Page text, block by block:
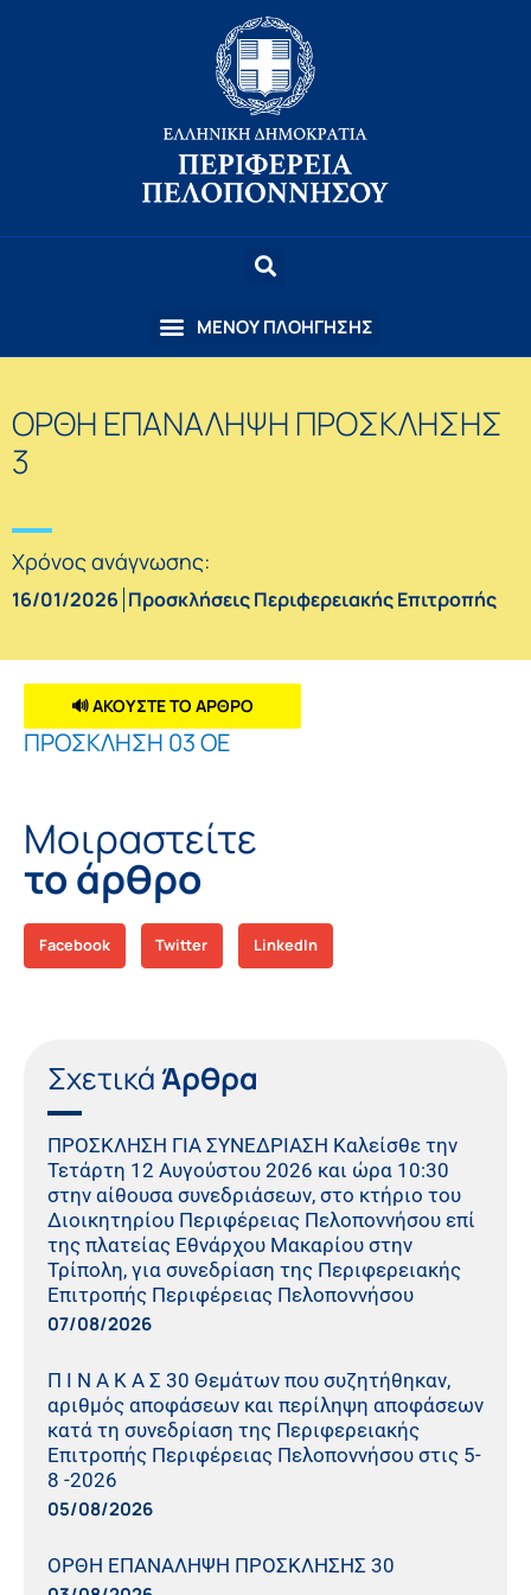
ΟΡΘΗ ΕΠΑΝΑΛΗΨΗ ΠΡΟΣΚΛΗΣΗΣ
3
Χρόνος ανάγνωσης:
16/01/2026 Προσκλήσεις Περιφερειακής Επιτροπής
🔊 ΑΚΟΥΣΤΕ ΤΟ ΑΡΘΡΟ
ΠΡΟΣΚΛΗΣΗ 03 ΟΕ
Μοιραστείτε
το άρθρο
Facebook Twitter LinkedIn
Σχετικά Άρθρα
ΠΡΟΣΚΛΗΣΗ ΓΙΑ ΣΥΝΕΔΡΙΑΣΗ Καλείσθε την
Τετάρτη 12 Αυγούστου 2026 και ώρα 10:30
στην αίθουσα συνεδριάσεων, στο κτήριο του
Διοικητηρίου Περιφέρειας Πελοποννήσου επί
της πλατείας Εθνάρχου Μακαρίου στην
Τρίπολη, για συνεδρίαση της Περιφερειακής
Επιτροπής Περιφέρειας Πελοποννήσου
07/08/2026
Π Ι Ν Α Κ Α Σ 30 Θεμάτων που συζητήθηκαν,
αριθμός αποφάσεων και περίληψη αποφάσεων
κατά τη συνεδρίαση της Περιφερειακής
Επιτροπής Περιφέρειας Πελοποννήσου στις 5-
8 -2026
05/08/2026
ΟΡΘΗ ΕΠΑΝΑΛΗΨΗ ΠΡΟΣΚΛΗΣΗΣ 30